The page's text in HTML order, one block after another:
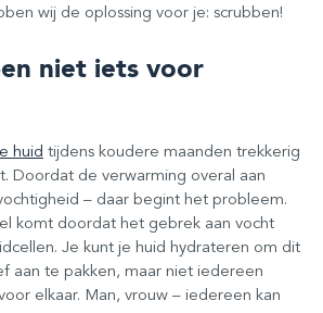
wij de oplossing voor je: scrubben!
niet iets voor
huid tijdens koudere maanden trekkerig
Doordat de verwarming overal aan
– daar begint het probleem.
komt doordat het gebrek aan vocht
Je kunt je huid hydrateren om dit
aan te pakken, maar niet iedereen
elkaar. Man, vrouw – iedereen kan